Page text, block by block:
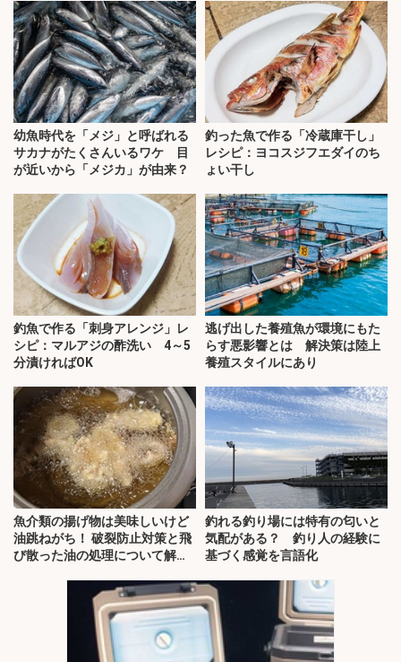
幼魚時代を「メジ」と呼ばれる
サカナがたくさんいるワケ 目
が近いから「メジカ」が由来？
釣った魚で作る「冷蔵庫干し」
レシピ：ヨコスジフエダイのち
ょい干し
釣魚で作る「刺身アレンジ」レ
シピ：マルアジの酢洗い 4～5
分漬ければOK
逃げ出した養殖魚が環境にもた
らす悪影響とは 解決策は陸上
養殖スタイルにあり
魚介類の揚げ物は美味しいけど
油跳ねがち！ 破裂防止対策と飛
び散った油の処理について解
釣れる釣り場には特有の匂いと
気配がある？ 釣り人の経験に
基づく感覚を言語化